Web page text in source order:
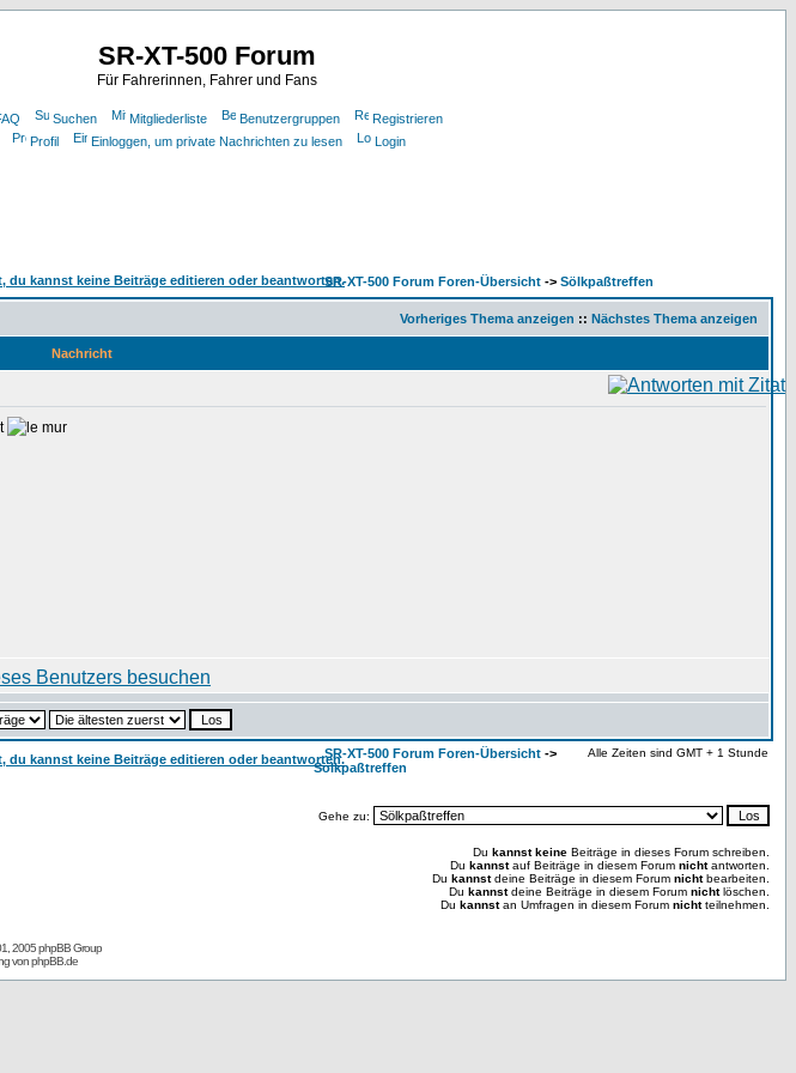
SR-XT-500 Forum
Für Fahrerinnen, Fahrer und Fans
Suchen Mitgliederliste Benutzergruppen
Registrieren
Profil
Einloggen, um private Nachrichten zu lesen Login
SR-XT-500 Forum Foren-Übersicht -> Sölkpaßtreffen
Vorheriges Thema anzeigen :: Nächstes Thema anzeigen
Nachricht
SR-XT-500 Forum Foren-Übersicht ->
Sölkpaßtreffen
Alle Zeiten sind GMT + 1 Stunde
Gehe zu:
Du kannst keine Beiträge in dieses Forum schreiben.
Du kannstauf Beiträge in diesem Forum nichtantworten.
Du kannstdeine Beiträge in diesem Forum nichtbearbeiten.
Du kannstdeine Beiträge in diesem Forum nichtlöschen.
Du kannstan Umfragen in diesem Forum nichtteilnehmen.
2005 phpBB Group
vonphpBB.de